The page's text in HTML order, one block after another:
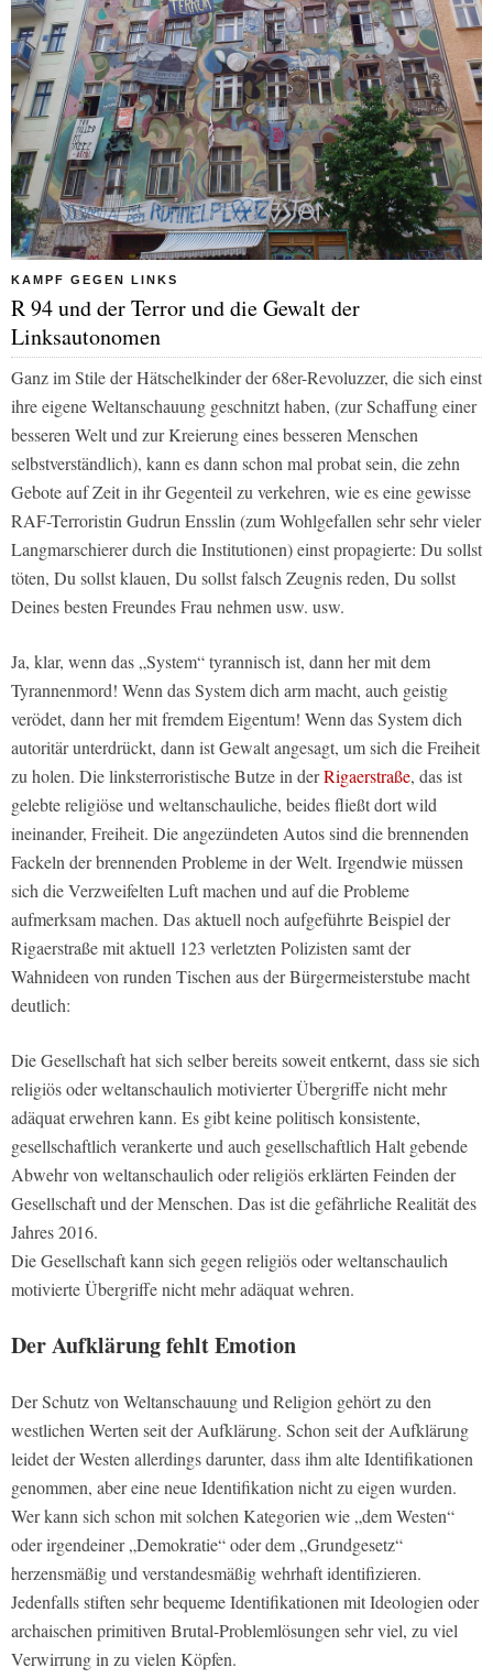
KAMPF GEGEN LINKS
R 94 und der Terror und die Gewalt der
Linksautonomen
Ganz im Stile der Hätschelkinder der 68er-Revoluzzer, die sich einst
ihre eigene Weltanschauung geschnitzt haben, (zur Schaffung einer
besseren Welt und zur Kreierung eines besseren Menschen
selbstverständlich), kann es dann schon mal probat sein, die zehn
Gebote auf Zeit in ihr Gegenteil zu verkehren, wie es eine gewisse
RAF-Terroristin Gudrun Ensslin (zum Wohlgefallen sehr sehr vieler
Langmarschierer durch die Institutionen) einst propagierte: Du sollst
töten, Du sollst klauen, Du sollst falsch Zeugnis reden, Du sollst
Deines besten Freundes Frau nehmen usw. usw.
Ja, klar, wenn das „System“ tyrannisch ist, dann her mit dem
Tyrannenmord! Wenn das System dich arm macht, auch geistig
verödet, dann her mit fremdem Eigentum! Wenn das System dich
autoritär unterdrückt, dann ist Gewalt angesagt, um sich die Freiheit
zu holen. Die linksterroristische Butze in derRigaerstraße, das ist
gelebte religiöse und weltanschauliche, beides fließt dort wild
ineinander, Freiheit. Die angezündeten Autos sind die brennenden
Fackeln der brennenden Probleme in der Welt. Irgendwie müssen
sich die Verzweifelten Luft machen und auf die Probleme
aufmerksam machen. Das aktuell noch aufgeführte Beispiel der
Rigaerstraße mit aktuell 123 verletzten Polizisten samt der
Wahnideen von runden Tischen aus der Bürgermeisterstube macht
deutlich:
Die Gesellschaft hat sich selber bereits soweit entkernt, dass sie sich
religiös oder weltanschaulich motivierter Übergriffe nicht mehr
adäquat erwehren kann. Es gibt keine politisch konsistente,
gesellschaftlich verankerte und auch gesellschaftlich Halt gebende
Abwehr von weltanschaulich oder religiös erklärten Feinden der
Gesellschaft und der Menschen. Das ist die gefährliche Realität des
Jahres 2016.
Die Gesellschaft kann sich gegen religiös oder weltanschaulich
motivierte Übergriffe nicht mehr adäquat wehren.
Der Aufklärung fehlt Emotion
Der Schutz von Weltanschauung und Religion gehört zu den
westlichen Werten seit der Aufklärung. Schon seit der Aufklärung
leidet der Westen allerdings darunter, dass ihm alte Identifikationen
genommen, aber eine neue Identifikation nicht zu eigen wurden.
Wer kann sich schon mit solchen Kategorien wie „dem Westen“
oder irgendeiner „Demokratie“ oder dem „Grundgesetz“
herzensmäßig und verstandesmäßig wehrhaft identifizieren.
Jedenfalls stiften sehr bequeme Identifikationen mit Ideologien oder
archaischen primitiven Brutal-Problemlösungen sehr viel, zu viel
Verwirrung in zu vielen Köpfen.